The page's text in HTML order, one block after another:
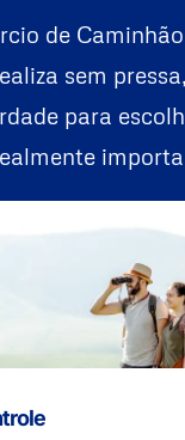
de
sem
para